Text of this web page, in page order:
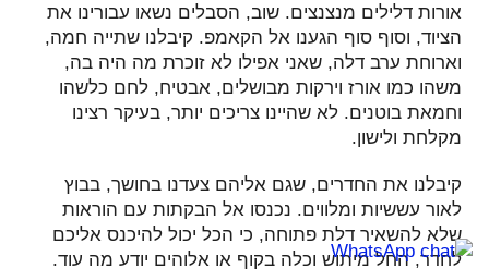
אורות דלילים מנצנצים. שוב, הסבלים נשאו עבורינו את
הציוד, וסוף סוף הגענו אל הקאמפ. קיבלנו שתייה חמה,
וארוחת ערב דלה, שאני אפילו לא זוכרת מה היה בה,
משהו כמו אורז וירקות מבושלים, אבטיח, לחם כלשהו
וחמאת בוטנים. לא שהיינו צריכים יותר, בעיקר רצינו
מקלחת ולישון.
קיבלנו את החדרים, שגם אליהם צעדנו בחושך, בבוץ
לאור עששיות ומלווים. נכנסו אל הבקתות עם הוראות
שלא להשאיר דלת פתוחה, כי הכל יכול להיכנס אליכם
לחדר, החל מיתוש וכלה בקוף או אלוהים יודע מה עוד.